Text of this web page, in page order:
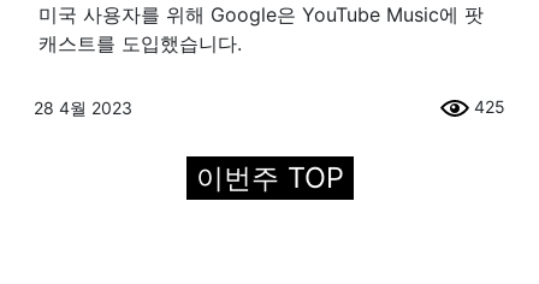
미국 사용자를 위해 Google은 YouTube Music에 팟
캐스트를 도입했습니다.
28 4월 2023 425
이번주 TOP